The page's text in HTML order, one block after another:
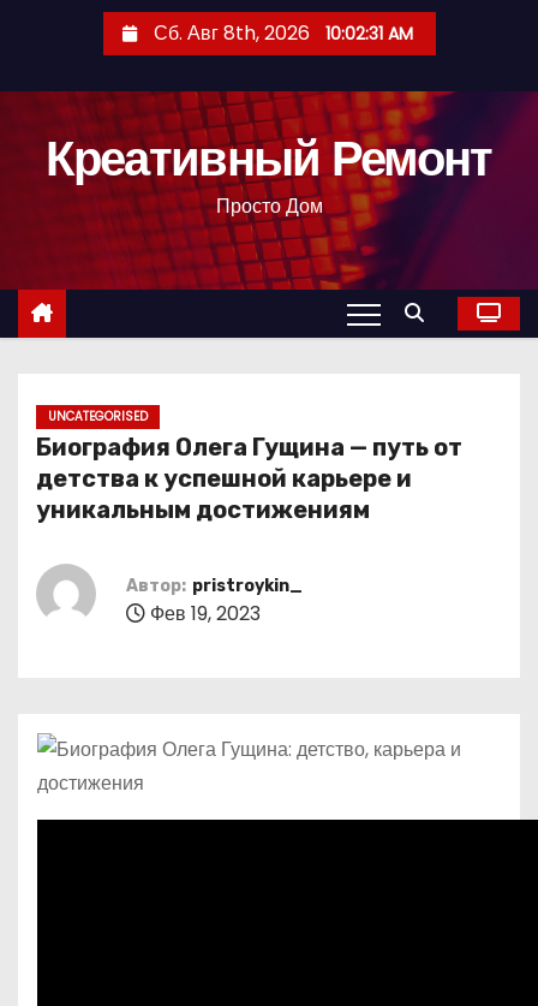
с
Сб. Авг 8th, 2026 10:02:32 AM
Креативный Ремонт
Просто Дом
UNCATEGORISED
Биография Олега Гущина — путь от
детства к успешной карьере и
уникальным достижениям
Автор: pristroykin_
Фев 19, 2023